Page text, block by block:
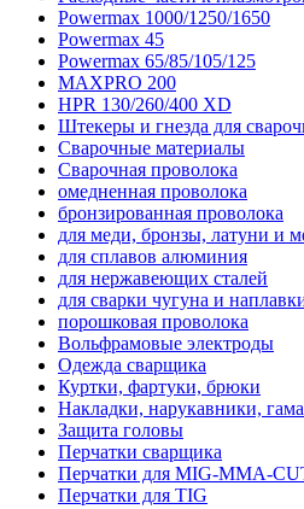
Powermax 1000/1250/1650
Powermax 45
Powermax 65/85/105/125
MAXPRO 200
HPR 130/260/400 XD
Штекеры и гнезда для
Сварочные материалы
Сварочная проволока
омедненная проволока
бронзированная проволока
для меди, бронзы, латуни и
для сплавов алюминия
для нержавеющих сталей
для сварки чугуна и
порошковая проволока
Вольфрамовые электроды
Одежда сварщика
Куртки, фартуки, брюки
Накладки, нарукавники,
Защита головы
Перчатки сварщика
Перчатки для MIG-MMA-
Перчатки для TIG